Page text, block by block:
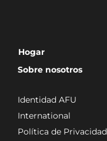
Hogar
Sobre nosotros
Identidad AFU
International
Política de Privacidad